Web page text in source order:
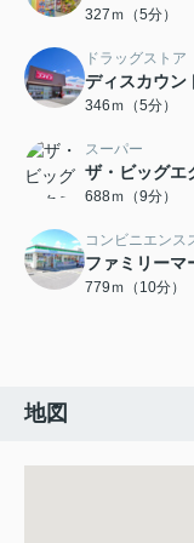
327ｍ（5分）
ドラッグストア
ディスカウ
346ｍ（5分）
スーパー
ザ・ビッグ
688ｍ（9分）
コンビニエンス
ファミリー
779ｍ（10分）
地図